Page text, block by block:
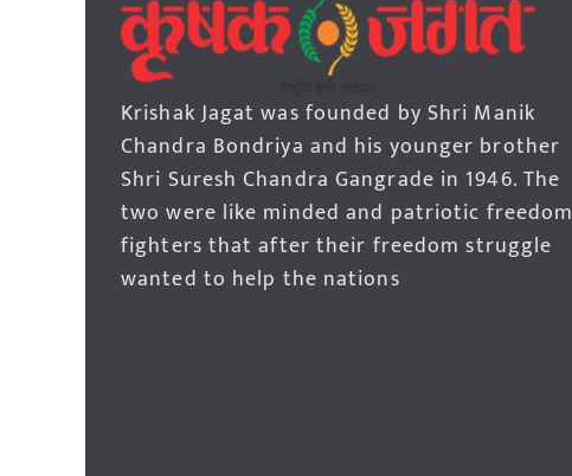
Krishak Jagat was founded by Shri Manik
Chandra Bondriya and his younger brother
Shri Suresh Chandra Gangrade in 1946. The
two were like minded and patriotic freedom
fighters that after their freedom struggle
wanted to help the nations